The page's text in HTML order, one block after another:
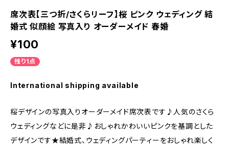
席次表【三つ折/さくらリーフ】桜 ピンク ウェディング 結
婚式 似顔絵 写真入り オーダーメイド 春婚
¥100
残り1点
International shipping available
桜デザインの写真入りオーダーメイド席次表です♪人気のさくら
ウェディングなどに是非♪おしゃれかわいいピンクを基調とした
デザインです★結婚式、ウェディングパーティーをおしゃれ楽しく